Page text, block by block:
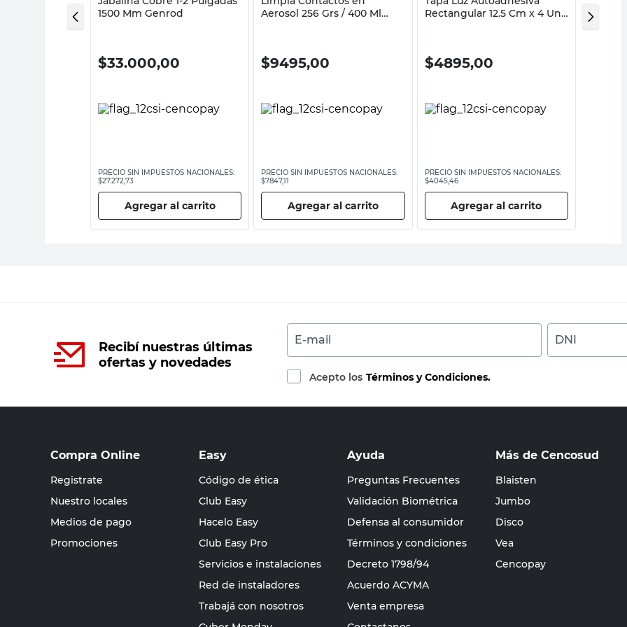
1500 Mm Genrod
$33.000,00
PRECIO SIN IMPUESTOS NACIONALES:
$27.272,73
Agregar al carrito
Aerosol 256 Grs / 400 Ml
$9495,00
PRECIO SIN IMPUESTOS NACIONALES:
$7847,11
Agregar al carrito
Rectangular 12.5 Cm x 4 Un
$4895,00
PRECIO SIN IMPUESTOS NACIONALES:
$4045,46
Agregar al carrito
Un Diler
Recibí nuestras últimas
ofertas y novedades
E-mail DNI
Acepto los Términos y Condiciones.
Compra Online
Registrate
Nuestro locales
Medios de pago
Promociones
Easy
Código de ética
Club Easy
Hacelo Easy
Club Easy Pro
Servicios e instalaciones
Red de instaladores
Trabajá con nosotros
Ayuda
Preguntas Frecuentes
Validación Biométrica
Defensa al consumidor
Términos y condiciones
Decreto 1798/94
Acuerdo ACYMA
Venta empresa
Más de Cencosud
Blaisten
Jumbo
Disco
Vea
Cencopay